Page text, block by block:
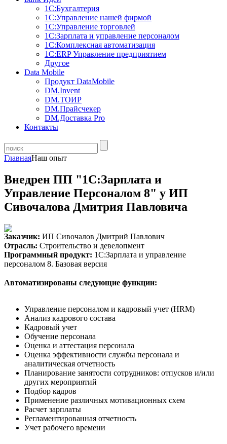
1С:Бухгалтерия
1С:Управление нашей фирмой
1С:Управление торговлей
1С:Зарплата и управление персоналом
1С:Комплексная автоматизация
1С:ERP Управление предприятием
Другое
Data Mobile
Продукт DataMobile
DM.Invent
DM.ТОИР
DM.Прайсчекер
DM.Доставка Pro
Контакты
ГлавнаяНаш опыт
Внедрен ПП "1С:Зарплата и
Управление Персоналом 8" у ИП
Сивочалова Дмитрия Павловича
Заказчик: ИП Сивочалов Дмитрий Павлович
Отрасль: Строительство и девелопмент
Программный продукт: 1С:Зарплата и управление
персоналом 8. Базовая версия
Автоматизированы следующие функции:
Управление персоналом и кадровый учет (HRM)
Анализ кадрового состава
Кадровый учет
Обучение персонала
Оценка и аттестация персонала
Оценка эффективности службы персонала и
аналитическая отчетность
Планирование занятости сотрудников: отпусков и/или
других мероприятий
Подбор кадров
Применение различных мотивационных схем
Расчет зарплаты
Регламентированная отчетность
Учет рабочего времени